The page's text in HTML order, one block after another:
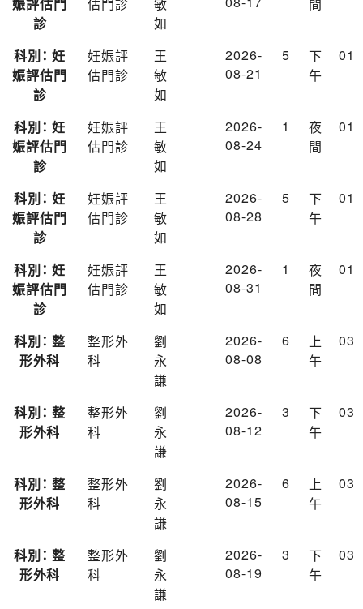
診
如
科別： 妊
娠評估門
診
妊娠評
估門診
王
敏
如
2026-
08-21
5
下
午
01
科別： 妊
娠評估門
診
妊娠評
估門診
王
敏
如
2026-
08-24
1
夜
間
01
科別： 妊
娠評估門
診
妊娠評
估門診
王
敏
如
2026-
08-28
5
下
午
01
科別： 妊
娠評估門
診
妊娠評
估門診
王
敏
如
2026-
08-31
1
夜
間
01
科別： 整
形外科
整形外
科
劉
永
謙
2026-
08-08
6
上
午
03
科別： 整
形外科
整形外
科
劉
永
謙
2026-
08-12
3
下
午
03
科別： 整
形外科
整形外
科
劉
永
謙
2026-
08-15
6
上
午
03
科別： 整
形外科
整形外
科
劉
永
謙
2026-
08-19
3
下
午
03